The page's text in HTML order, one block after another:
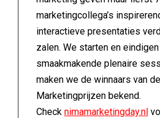
marketingcollega’s
interactieve presentaties
zalen. We starten en
smaakmakende plenaire
maken we de winnaars van
Marketingprijzen bekend.
Check nimamarketingday.nl